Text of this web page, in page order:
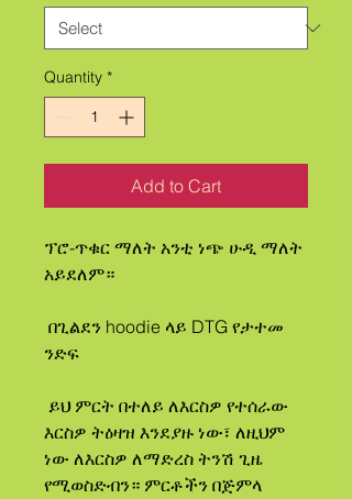
Quantity *
Add to Cart
ፕሮ-ጥቁር ማለት አንቲ ነጭ ሁዲ ማለት
አይደለም።
ንድፍ
እርስዎ ትዕዛዝ እንደያዙ ነው፣ ለዚህም
ነው ለእርስዎ ለማድረስ ትንሽ ጊዜ
የሚወስድብን። ምርቶችን በጅምላ